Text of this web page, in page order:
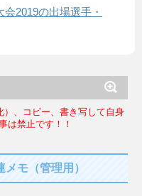
2019の出場選手・
）、コピー、書き写して自身
は禁止です！！
モ（管理用）